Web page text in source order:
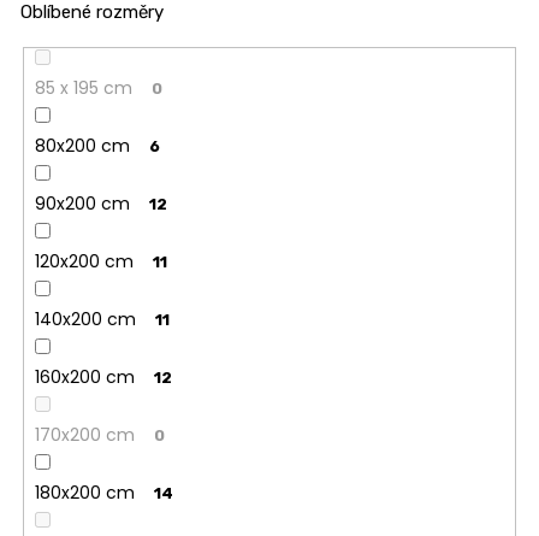
Oblíbené rozměry
85 x 195 cm 0
80x200 cm 6
90x200 cm 12
120x200 cm 11
140x200 cm 11
160x200 cm 12
170x200 cm 0
180x200 cm 14